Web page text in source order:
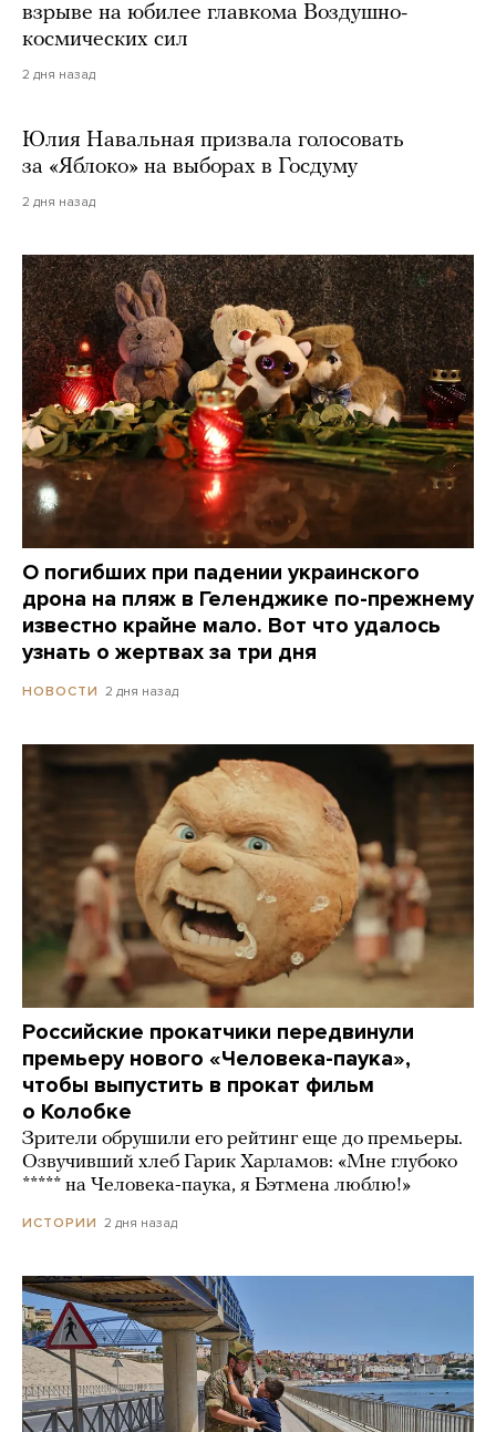
взрыве на юбилее главкома Воздушно-
космических сил
2 дня назад
Юлия Навальная призвала голосовать
за «Яблоко» на выборах в Госдуму
2 дня назад
О погибших при падении украинского
дрона на пляж в Геленджике по-прежнему
известно крайне мало. Вот что удалось
узнать о жертвах за три дня
НОВОСТИ 2 дня назад
Российские прокатчики передвинули
премьеру нового «Человека-паука»,
чтобы выпустить в прокат фильм
о Колобке
Зрители обрушили его рейтинг еще до премьеры.
Озвучивший хлеб Гарик Харламов: «Мне глубоко
***** на Человека-паука, я Бэтмена люблю!»
ИСТОРИИ 2 дня назад